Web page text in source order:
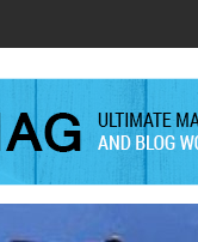
це зміну
зарплати